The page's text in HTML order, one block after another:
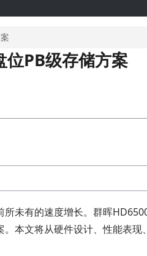
PB级存储方案
未有的速度增长。群晖
本文将从硬件设计、性能表